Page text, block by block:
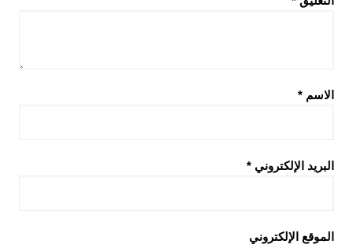
الاسم *
البريد الإلكتروني *
الموقع الإلكتروني